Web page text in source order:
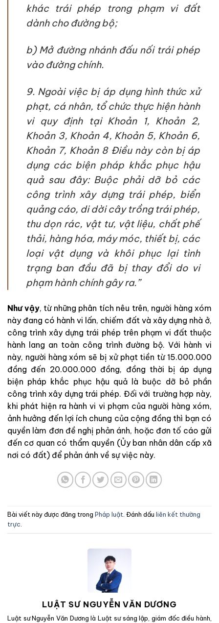
khác trái phép trong phạm vi đất
dành cho đường bộ;
b) Mở đường nhánh đấu nối trái phép
vào đường chính.
9. Ngoài việc bị áp dụng hình thức xử
phạt, cá nhân, tổ chức thực hiện hành
vi quy định tại Khoản 1, Khoản 2,
Khoản 3, Khoản 4, Khoản 5, Khoản 6,
Khoản 7, Khoản 8 Điều này còn bị áp
dụng các biện pháp khắc phục hậu
quả sau đây: Buộc phải dỡ bỏ các
công trình xây dựng trái phép, biển
quảng cáo, di dời cây trồng trái phép,
thu dọn rác, vật tư, vật liệu, chất phế
thải, hàng hóa, máy móc, thiết bị, các
loại vật dụng và khôi phục lại tình
trạng ban đầu đã bị thay đổi do vi
phạm hành chính gây ra.”
Như vậy, từ những phân tích nêu trên, người hàng xóm
này đang có hành vi lấn, chiếm đất và xây dựng nhà ở,
công trình xây dựng trái phép trên phạm vi đất thuộc
hành lang an toàn công trình đường bộ. Với hành vi
này, người hàng xóm sẽ bị xử phạt tiền từ 15.000.000
đồng đến 20.000.000 đồng, đồng thời bị áp dụng
biện pháp khắc phục hậu quả là buộc dỡ bỏ phần
công trình xây dựng trái phép. Đối với trường hợp này,
khi phát hiện ra hành vi vi phạm của người hàng xóm,
ảnh hưởng đến lợi ích chung của cộng đồng thì bạn có
quyền làm đơn đề nghị phản ánh, hoặc đơn tố cáo gửi
đến cơ quan có thẩm quyền (Ủy ban nhân dân cấp xã
nơi có đất) để phản ánh về sự việc này.
Bài viết này được đăng trong Pháp luật . Đánh dấu liên kết thường
trực
LUẬT SƯ NGUYỄN VĂN DƯƠNG
Luật sư Nguyễn Văn Dương là Luật sư sáng lập, giám đốc điều hành,